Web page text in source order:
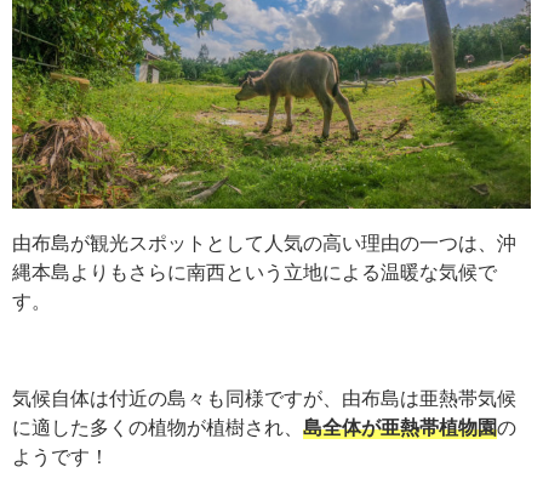
由布島が観光スポットとして人気の高い理由の一つは、沖
縄本島よりもさらに南西という立地による温暖な気候で
す。
気候自体は付近の島々も同様ですが、由布島は亜熱帯気候
に適した多くの植物が植樹され、 島全体が亜熱帯植物園の
ようです！